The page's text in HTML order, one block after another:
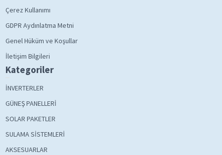
Çerez Kullanımı
GDPR Aydınlatma Metni
Genel Hüküm ve Koşullar
İletişim Bilgileri
Kategoriler
İNVERTERLER
GÜNEŞ PANELLERİ
SOLAR PAKETLER
SULAMA SİSTEMLERİ
AKSESUARLAR